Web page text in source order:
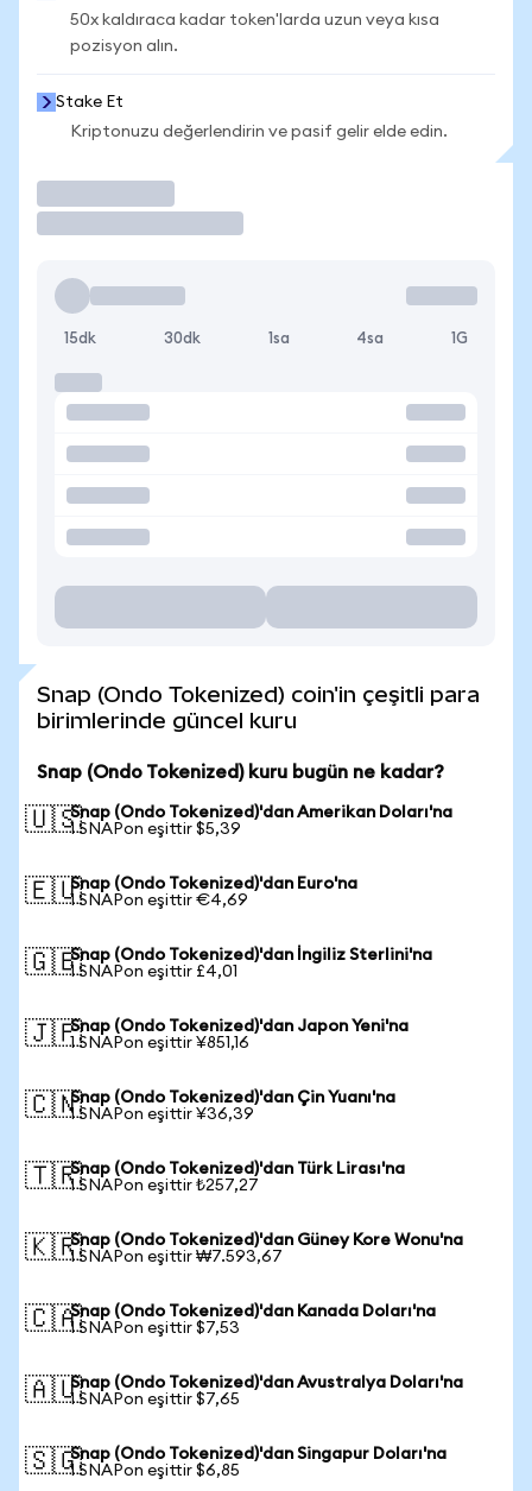
50x kaldıraca kadar token'larda uzun veya kısa
pozisyon alın.
Stake Et
Kriptonuzu değerlendirin ve pasif gelir elde edin.
15dk 30dk 1sa 4sa 1G
Snap (Ondo Tokenized) coin'in çeşitli para
birimlerinde güncel kuru
Snap (Ondo Tokenized) kuru bugün ne kadar?
🇺🇸Snap (Ondo Tokenized)'dan Amerikan Doları'na
1 SNAPon eşittir $5,39
🇪🇺Snap (Ondo Tokenized)'dan Euro'na
1 SNAPon eşittir €4,69
🇬🇧Snap (Ondo Tokenized)'dan İngiliz Sterlini'na
1 SNAPon eşittir £4,01
🇯🇵Snap (Ondo Tokenized)'dan Japon Yeni'na
1 SNAPon eşittir ¥851,16
🇨🇳Snap (Ondo Tokenized)'dan Çin Yuanı'na
1 SNAPon eşittir ¥36,39
🇹🇷Snap (Ondo Tokenized)'dan Türk Lirası'na
1 SNAPon eşittir ₺257,27
🇰🇷Snap (Ondo Tokenized)'dan Güney Kore Wonu'na
1 SNAPon eşittir ₩7.593,67
🇨🇦Snap (Ondo Tokenized)'dan Kanada Doları'na
1 SNAPon eşittir $7,53
🇦🇺Snap (Ondo Tokenized)'dan Avustralya Doları'na
1 SNAPon eşittir $7,65
🇸🇬Snap (Ondo Tokenized)'dan Singapur Doları'na
1 SNAPon eşittir $6,85